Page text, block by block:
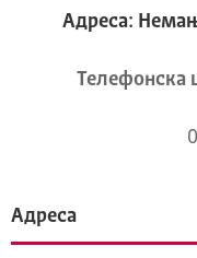
Адреса:
Телeфонска
Адреса